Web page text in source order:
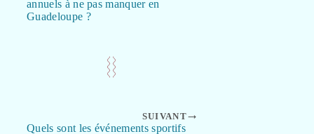
annuels à ne pas manquer en
Guadeloupe ?
SUIVANT
Quels sont les événements sportifs